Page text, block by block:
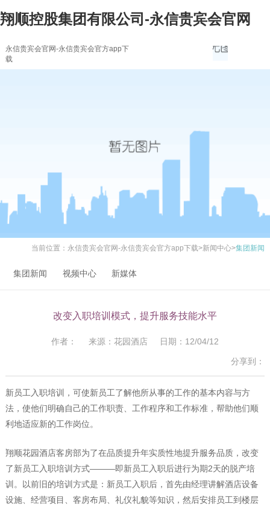
翔顺控股集团有限公司-永信贵宾会官网
永信贵宾会官网-永信贵宾会官方app下
载
当前位置： 永信贵宾会官网-永信贵宾会官方app下载>新闻中心>集团新闻
集团新闻 视频中心 新媒体
改变入职培训模式，提升服务技能水平
作者： 来源：花园酒店 日期：12/04/12
分享到：
新员工入职培训，可使新员工了解他所从事的工作的基本内容与方
法，使他们明确自己的工作职责、工作程序和工作标准，帮助他们顺
利地适应新的工作岗位。
翔顺花园酒店客房部为了在品质提升年实质性地提升服务品质，改变
了新员工入职培训方式———即新员工入职后进行为期2天的脱产培
训。以前旧的培训方式是：新员工入职后，首先由经理讲解酒店设备
设施、经营项目、客房布局、礼仪礼貌等知识，然后安排员工到楼层